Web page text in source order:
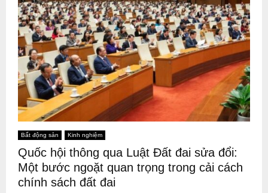
Bất động sản Kinh nghiệm
Quốc hội thông qua Luật Đất đai sửa đổi:
Một bước ngoặt quan trọng trong cải cách
chính sách đất đai